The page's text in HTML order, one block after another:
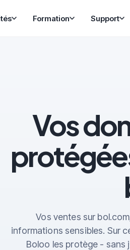
Formation Support
Vos
Vos ventes sur
informations sensibles. Sur
Boloo les protège - sans